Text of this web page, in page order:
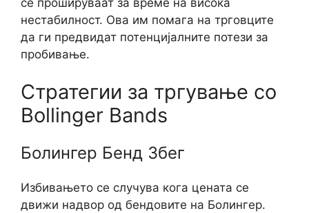
нестабилност. Ова им помага на трговците
да ги предвидат потенцијалните потези за
пробивање.
Стратегии за тргување со
Bollinger Bands
Болингер Бенд Збег
Избивањето се случува кога цената се
движи надвор од бендовите на Болингер.